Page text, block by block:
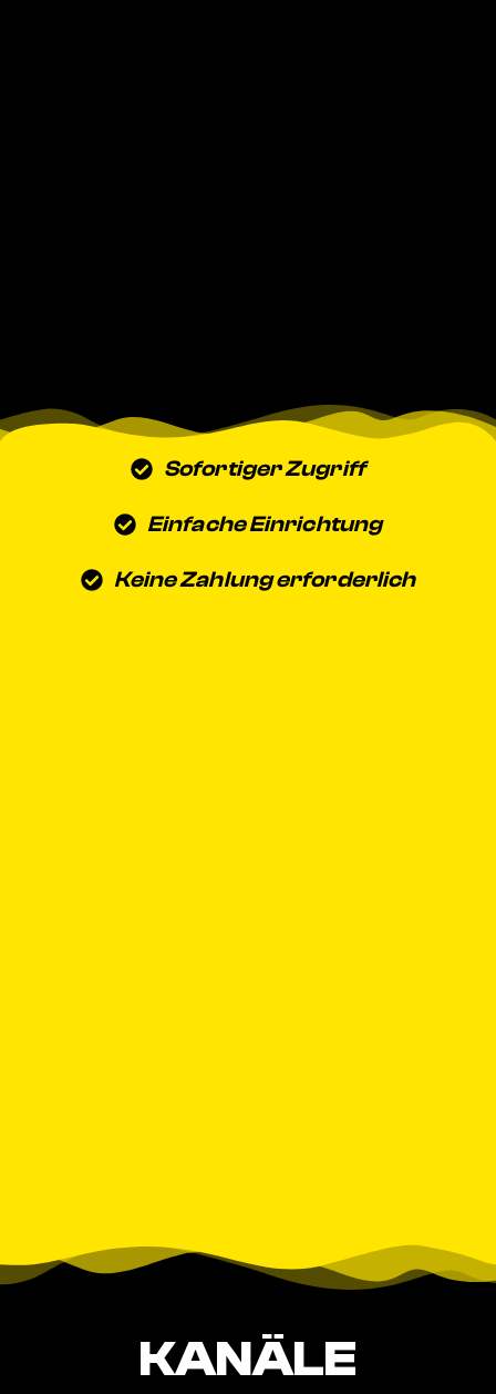
Sofortiger Zugriff
Einfache Einrichtung
Keine Zahlung erforderlich
KANÄLE